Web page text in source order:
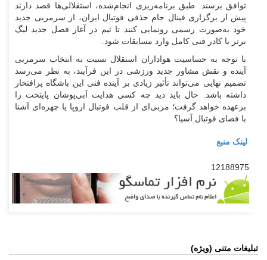
توافق برسند. طبق برنامه‌ریزی انجام‌شده، استقلالی‌ها قصد دارند
پیش از برگزاری فینال جام حذفی فوتبال ایران، از سرمربی جدید
خود به‌صورت رسمی رونمایی کنند تا تیم در آغاز فصل جدید لیگ
برتر با کادر فنی کامل وارد مسابقات شود.
با توجه به حساسیت هواداران استقلال نسبت به انتخاب سرمربی
آینده و نقش مشاور جدید ورزشی در این فرآیند، به نظر می‌رسد
تصمیم نهایی می‌تواند تأثیر زیادی بر آینده فنی این باشگاه پرافتخار
داشته باشد. حال باید دید چه کسی هدایت آبی‌پوشان پایتخت را
برعهده خواهد گرفت؛ مربی‌ای از قلب فوتبال اروپا یا چهره‌ای آشنا
با فضای فوتبال آسیا؟
لینک منبع
12188975
تبلیغات متنی (ویژه)